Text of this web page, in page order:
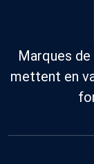
Marques
mettent en